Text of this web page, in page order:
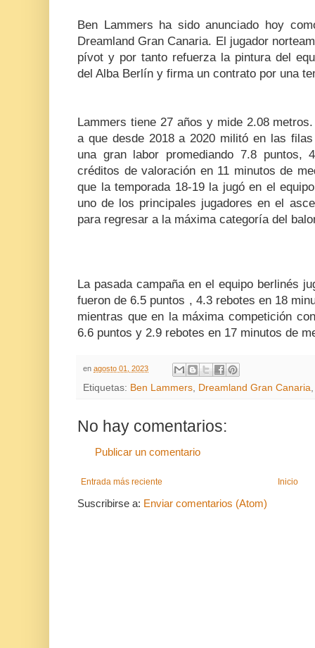
Ben Lammers ha sido anunciado hoy
Dreamland Gran Canaria. El jugador
pívot y por tanto refuerza la pintura del
del Alba Berlín y firma un contrato por una
Lammers tiene 27 años y mide 2.08
a que desde 2018 a 2020 militó en las
una gran labor promediando 7.8 puntos,
créditos de valoración en 11 minutos de
que la temporada 18-19 la jugó en el
uno de los principales jugadores en el
para regresar a la máxima categoría del
La pasada campaña en el equipo berlinés
fueron de 6.5 puntos , 4.3 rebotes en 18
mientras que en la máxima competición
6.6 puntos y 2.9 rebotes en 17 minutos de
en agosto 01, 2023
Etiquetas: Ben Lammers Dreamland Gran Canaria
No hay comentarios:
Publicar un comentario
Entrada más reciente Inicio
Suscribirse a: Enviar comentarios (Atom)